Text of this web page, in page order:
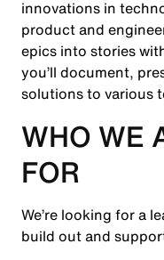
innovations in
product and
epics into stories
you’ll document,
solutions to various
WHO WE
FOR
We’re looking for a
build out and